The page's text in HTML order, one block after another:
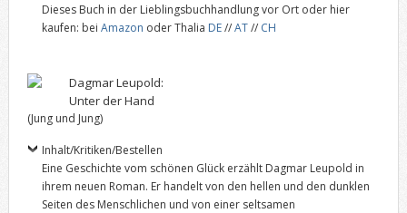
Dieses Buch in der Lieblingsbuchhandlung vor Ort oder hier
kaufen: bei Amazon oder Thalia DE//AT// CH
Dagmar Leupold:
Unter der Hand
(Jung und Jung)
Inhalt/Kritiken/Bestellen
Eine Geschichte vom schönen Glück erzählt Dagmar Leupold in
ihrem neuen Roman. Er handelt von den hellen und den dunklen
Seiten des Menschlichen und von einer seltsamen